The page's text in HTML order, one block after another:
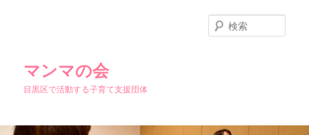
マンマの会
目黒区で活動する子育て支援団体
索